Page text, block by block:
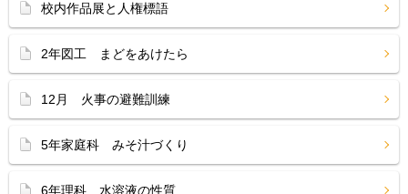
校内作品展と人権標語
2年図工 まどをあけたら
12月 火事の避難訓練
5年家庭科 みそ汁づくり
6年理科 水溶液の性質